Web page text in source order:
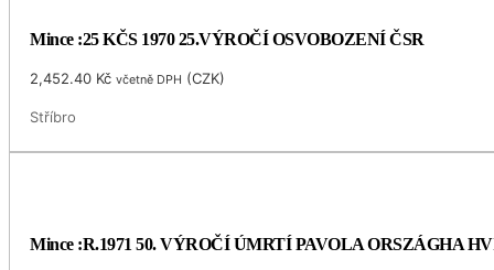
Mince :25 KČS 1970 25.VÝROČÍ OSVOBOZENÍ ČSR
2,452.40 Kč včetně DPH (CZK)
Stříbro
Mince :R.1971 50. VÝROČÍ ÚMRTÍ PAVOLA ORSZÁGHA